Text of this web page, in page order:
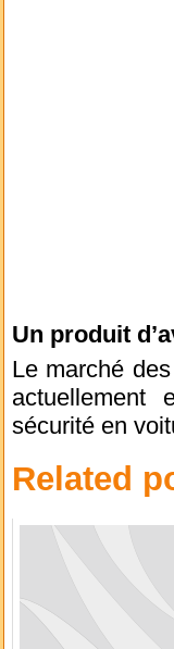
Un produit
Le marché
actuellement
sécurité en
Related